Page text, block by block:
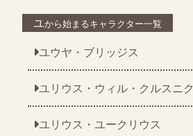
ユから始まるキャラクター一覧
ユウヤ・ブリッジス
ユリウス・ウィル・クルスニク
ユリウス・ユークリウス